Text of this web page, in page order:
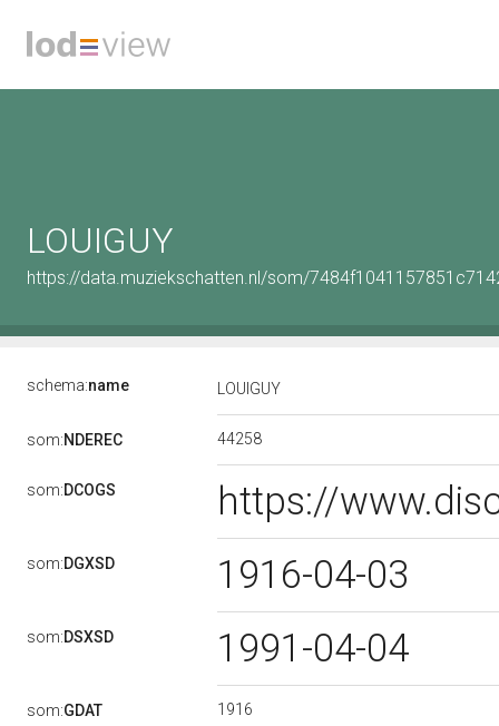
LOUIGUY
https://data.muziekschatten.nl/som/
schema:name LOUIGUY
som:NDEREC 44258
som:DCOGS https://
som:DGXSD 1916-04-03
som:DSXSD 1991-04-04
som:GDAT 1916